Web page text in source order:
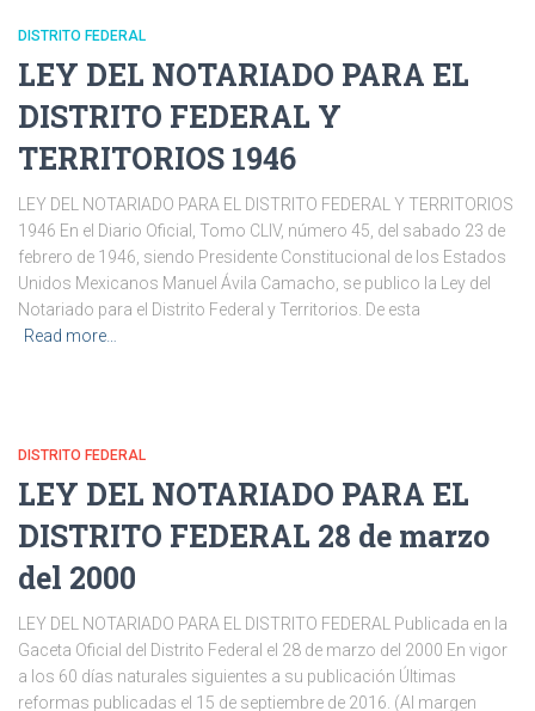
DISTRITO FEDERAL
LEY DEL NOTARIADO PARA EL
DISTRITO FEDERAL Y
TERRITORIOS 1946
LEY DEL NOTARIADO PARA EL DISTRITO FEDERAL Y TERRITORIOS
1946 En el Diario Oficial, Tomo CLIV, número 45, del sabado 23 de
febrero de 1946, siendo Presidente Constitucional de los Estados
Unidos Mexicanos Manuel Ávila Camacho, se publico la Ley del
Notariado para el Distrito Federal y Territorios. De esta
Read more…
DISTRITO FEDERAL
LEY DEL NOTARIADO PARA EL
DISTRITO FEDERAL 28 de marzo
del 2000
LEY DEL NOTARIADO PARA EL DISTRITO FEDERAL Publicada en la
Gaceta Oficial del Distrito Federal el 28 de marzo del 2000 En vigor
a los 60 días naturales siguientes a su publicación Últimas
reformas publicadas el 15 de septiembre de 2016. (Al margen